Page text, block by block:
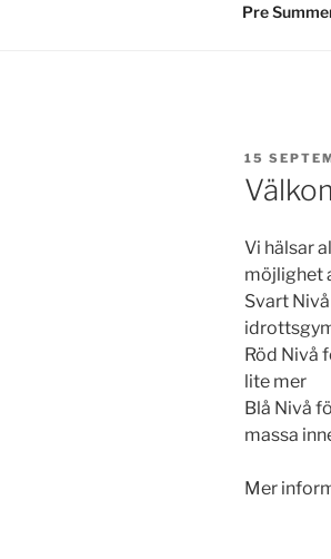
Pre
15
Vi hälsar
möjlighet
Svart
Röd Nivå
lite mer
Blå Nivå
massa
Mer